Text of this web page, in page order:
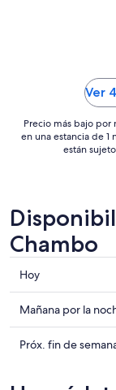
Ver
Precio más bajo por
en una estancia de
están
Chambo
Consultar
precios
en
Chambo
para
Hoy
Consultar
precios
en
Mañana por la
Consultar
Próx. fin de